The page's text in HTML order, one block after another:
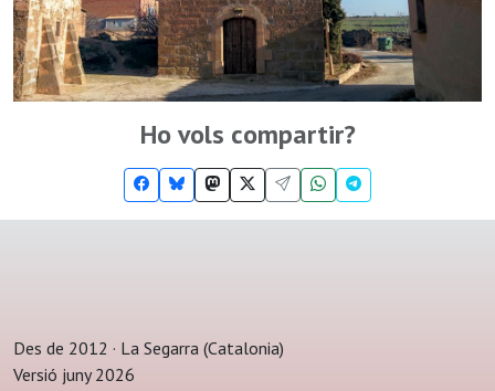
Ho vols compartir?
Des de 2012 · La Segarra (Catalonia)
Versió juny 2026